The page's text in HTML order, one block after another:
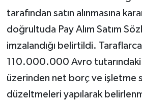
tarafından satın alınmasına
doğrultuda Pay Alım Satım
imzalandığı belirtildi.
110.000.000 Avro
üzerinden net borç ve işletme
düzeltmeleri yapılarak